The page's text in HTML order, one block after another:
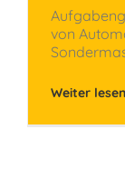
von
Weiter lesen